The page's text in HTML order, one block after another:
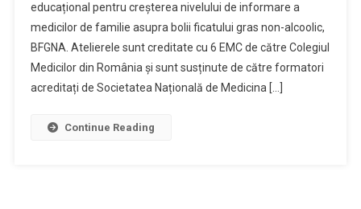
educațional pentru creșterea nivelului de informare a
medicilor de familie asupra bolii ficatului gras non-alcoolic,
BFGNA. Atelierele sunt creditate cu 6 EMC de către Colegiul
Medicilor din România și sunt susținute de către formatori
acreditați de Societatea Națională de Medicina […]
Continue Reading